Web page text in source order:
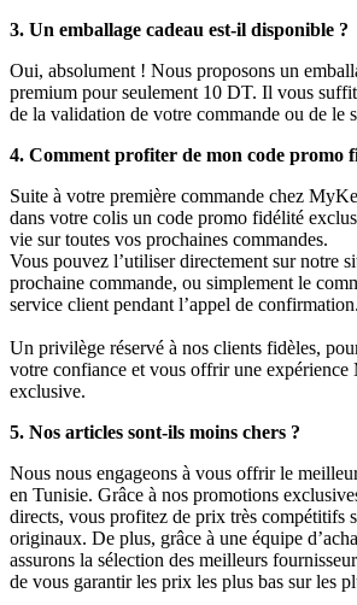
3. Un emballage cadeau est-il disponible ?
Oui, absolument ! Nous proposons un
premium pour seulement 10 DT. Il vous
de la validation de votre commande ou de le
4. Comment profiter de mon code promo
Suite à votre première commande chez
dans votre colis un code promo fidélité
vie sur toutes vos prochaines commandes.
Vous pouvez l’utiliser directement sur notre
prochaine commande, ou simplement le
service client pendant l’appel de confirmation.
Un privilège réservé à nos clients fidèles,
votre confiance et vous offrir une
exclusive.
5. Nos articles sont-ils moins chers ?
Nous nous engageons à vous offrir le
en Tunisie. Grâce à nos promotions
directs, vous profitez de prix très compétitifs
originaux. De plus, grâce à une équipe
assurons la sélection des meilleurs
de vous garantir les prix les plus bas sur les